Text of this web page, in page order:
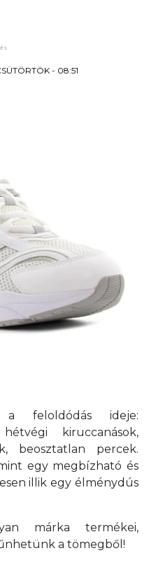
- 08:51
feloldódás ideje:
kiruccanások,
beosztatlan percek.
egy megbízható és
illik egy élménydús
márka termékei,
a tömegből!